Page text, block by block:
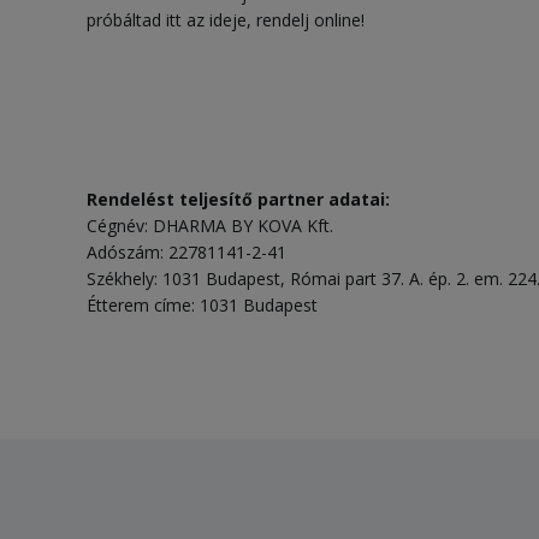
próbáltad itt az ideje, rendelj online!
Rendelést teljesítő partner adatai:
Cégnév: DHARMA BY KOVA Kft.
Adószám: 22781141-2-41
Székhely: 1031 Budapest, Római part 37. A. ép. 2. em. 224.
Étterem címe: 1031 Budapest